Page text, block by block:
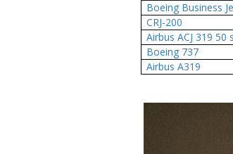
Boeing Business
CRJ-200
Airbus ACJ 319 50
Boeing 737
Airbus A319